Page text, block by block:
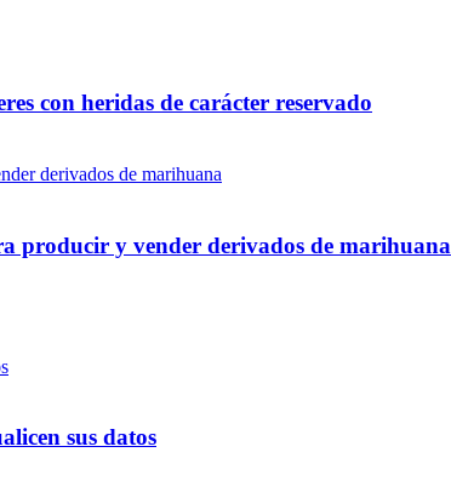
con heridas de carácter reservado
producir y vender derivados de marihuana
sus datos